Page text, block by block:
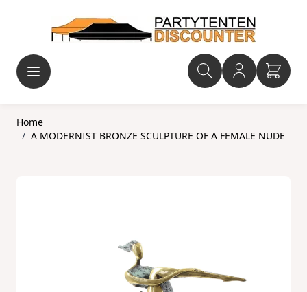
Home
/ A MODERNIST BRONZE SCULPTURE OF A FEMALE NUDE